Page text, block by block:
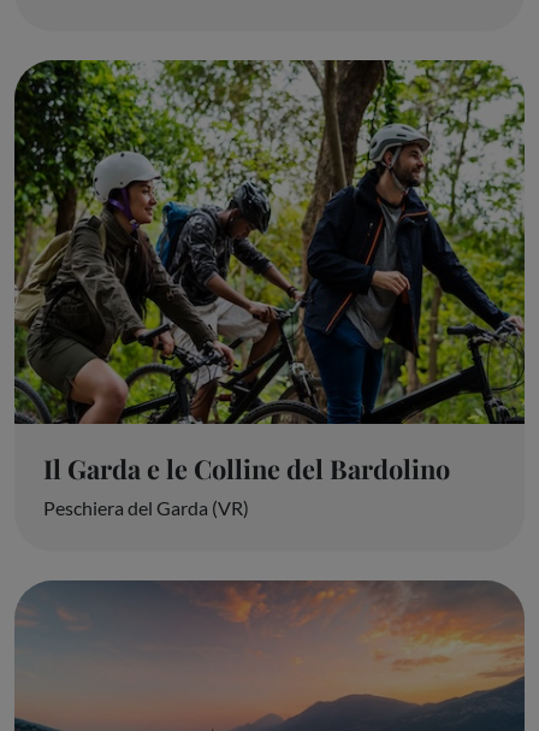
Il Garda e le Colline del Bardolino
Peschiera del Garda (VR)